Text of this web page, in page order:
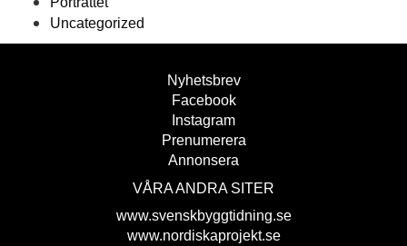
Uncategorized
Nyhetsbrev
Facebook
Instagram
Prenumerera
Annonsera
VÅRA ANDRA SITER
www.svenskbyggtidning.se
www.nordiskaprojekt.se